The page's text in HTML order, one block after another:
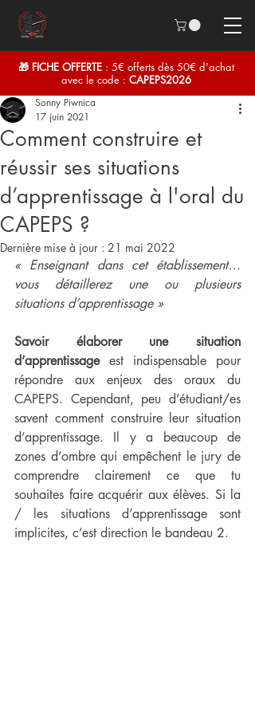
🎁 FICHE OFFERTE: 5€ offerts dès 50€ d'achat
avec le code : CAPEPS2026
Comment construire et
réussir ses situations
d’apprentissage à l'oral du
CAPEPS ?
Sonny Piwnica
17 juin 2021
Dernière mise à jour : 21 mai 2022
« Enseignant dans cet établissement…
vous détaillerez une ou plusieurs
situations d’apprentissage »
Savoir élaborer une situation
d’apprentissage est indispensable pour
répondre aux enjeux des oraux du
CAPEPS. Cependant, peu d’étudiant/es
savent comment construire leur situation
d’apprentissage. Il y a beaucoup de
zones d’ombre qui empêchent le jury de
comprendre clairement ce que tu
souhaites faire acquérir aux élèves. Si la
/ les situations d’apprentissage sont
implicites, c’est direction le bandeau 2.